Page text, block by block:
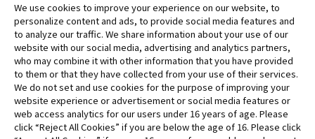
©Eiichiro Oda/Shueisha
©Eiichiro Oda/Shueisha, Toei Animation
Toutes les images, textes et données de ce site web ne peuvent être
reproduits sans autorisation.
Veuillez noter que les images utilisées sur ce site peuvent différer du
produit final, car celui-ci est encore en cours de développement.
*Apple et le logo Apple sont des marques commerciales d'Apple
We use cookies to improve your experience on our website, to
personalize content and ads, to provide social media features and
to analyze our traffic. We share information about your use of our
website with our social media, advertising and analytics partners,
who may combine it with other information that you have provided
to them or that they have collected from your use of their services.
We do not set and use cookies for the purpose of improving your
website experience or advertisement or social media features or
web access analytics for our users under 16 years of age. Please
click “Reject All Cookies” if you are below the age of 16. Please click